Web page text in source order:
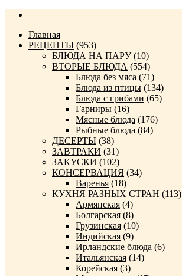
Главная
РЕЦЕПТЫ (953)
БЛЮДА НА ПАРУ(10)
ВТОРЫЕ БЛЮДА (554)
Блюда без мяса (71)
Блюда из птицы (134)
Блюда с грибами (65)
Гарниры (16)
Мясные блюда (176)
Рыбные блюда (84)
ДЕСЕРТЫ (38)
ЗАВТРАКИ (31)
ЗАКУСКИ (102)
КОНСЕРВАЦИЯ (34)
Варенья (18)
КУХНЯ РАЗНЫХ СТРАН (113)
Армянская (4)
Болгарская (8)
Грузинская (10)
Индийская (9)
Ирландские блюда (6)
Итальянская (14)
Корейская (3)